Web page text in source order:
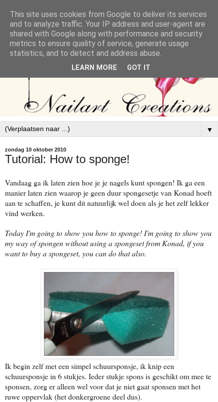
▼
zondag 10 oktober 2010
Tutorial: How to sponge!
Vandaag ga ik laten zien hoe je je nagels kunt spongen! Ik ga een
manier laten zien waarop je geen duur spongesetje van Konad hoeft
aan te schaffen, je kunt dit natuurlijk wel doen als je het zelf lekker
vind werken.
Today I'm going to show you how to sponge! I'm going to show you
my way of spongen without using a spongeset from Konad, if you
want to buy a spongeset, you can do that also.
Ik begin zelf met een simpel schuursponsje, ik knip een
schuursponsje in 6 stukjes. Ieder stukje spons is geschikt om mee te
sponsen, zorg er alleen wel voor dat je niet gaat sponsen met het
ruwe oppervlak (het donkergroene deel dus).
This site uses cookies from Google to deliver its services
and to analyze traffic. Your IP address and user-agent are
shared with Google along with performance and security
metrics to ensure quality of service, generate usage
statistics, and to detect and address abuse.
LEARN MORE GOT IT